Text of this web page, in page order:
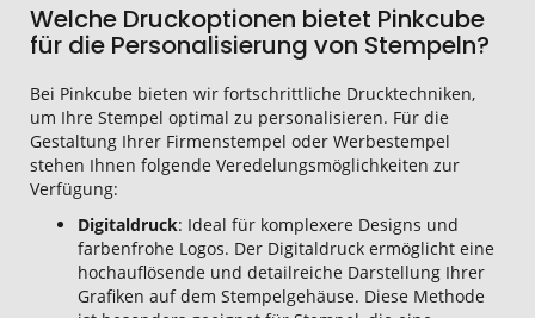
Welche Druckoptionen bietet Pinkcube
für die Personalisierung von Stempeln?
Bei Pinkcube bieten wir fortschrittliche Drucktechniken,
um Ihre Stempel optimal zu personalisieren. Für die
Gestaltung Ihrer Firmenstempel oder Werbestempel
stehen Ihnen folgende Veredelungsmöglichkeiten zur
Verfügung:
Digitaldruck: Ideal für komplexere Designs und
farbenfrohe Logos. Der Digitaldruck ermöglicht eine
hochauflösende und detailreiche Darstellung Ihrer
Grafiken auf dem Stempelgehäuse. Diese Methode